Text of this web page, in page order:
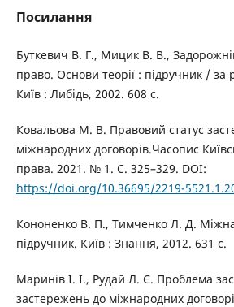
Посилання
Буткевич В. Г., Мицик В. В.,
право. Основи теорії : підручник / за
Київ : Либідь, 2002. 608 с.
Ковальова М. В. Правовий статус
міжнародних договорів.Часопис
права. 2021. № 1. С. 325–329. DOI:
https://doi.org/10.36695/2219-
Кононенко В. П., Тимченко Л. Д.
підручник. Київ : Знання, 2012. 631 с.
Маринів І. І., Рудай Л. Є. Проблема
застережень до міжнародних